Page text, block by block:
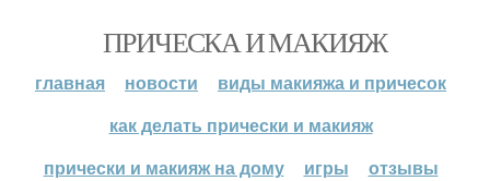
ПРИЧЕСКА И МАКИЯЖ
главная новости
виды макияжа и причесок
как делать прически и макияж
прически и макияж на дому
игры отзывы